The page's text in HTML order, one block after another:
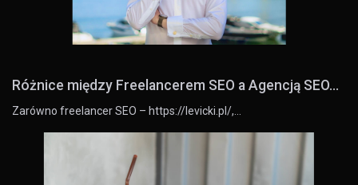
Różnice między Freelancerem SEO a Agencją SEO...
Zarówno freelancer SEO – https://levicki.pl/,…